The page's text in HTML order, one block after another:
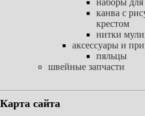
наборы
канва с
крестом
нитки
аксессуары и
пяльцы
швейные запчасти
Карта сайта